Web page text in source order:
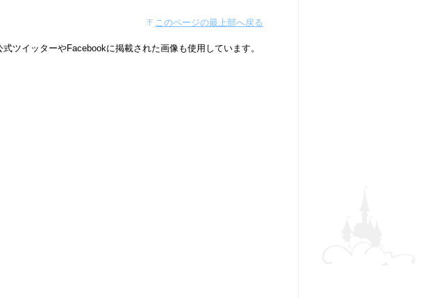
このページの最上部へ戻る
ツイッターやFacebookに掲載された画像も使用しています。